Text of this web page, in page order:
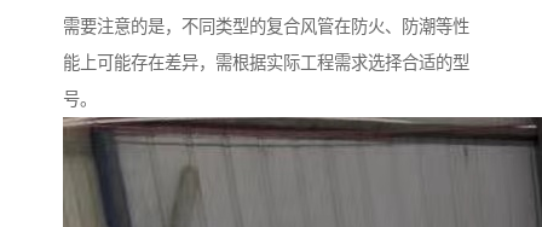
需要注意的是，不同类型的复合风管在防火、防潮等性
能上可能存在差异，需根据实际工程需求选择合适的型
号。